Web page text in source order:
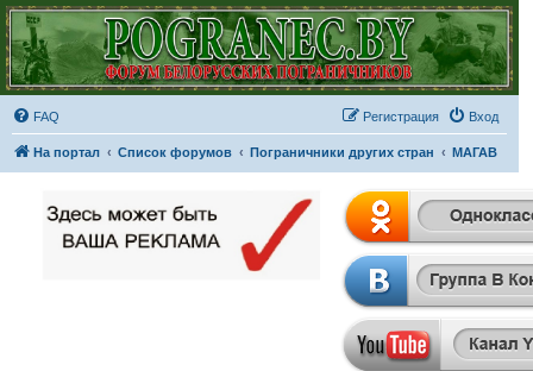
FAQ Вход
Регистрация
На портал Список форумов Пограничники других стран МАГАВ